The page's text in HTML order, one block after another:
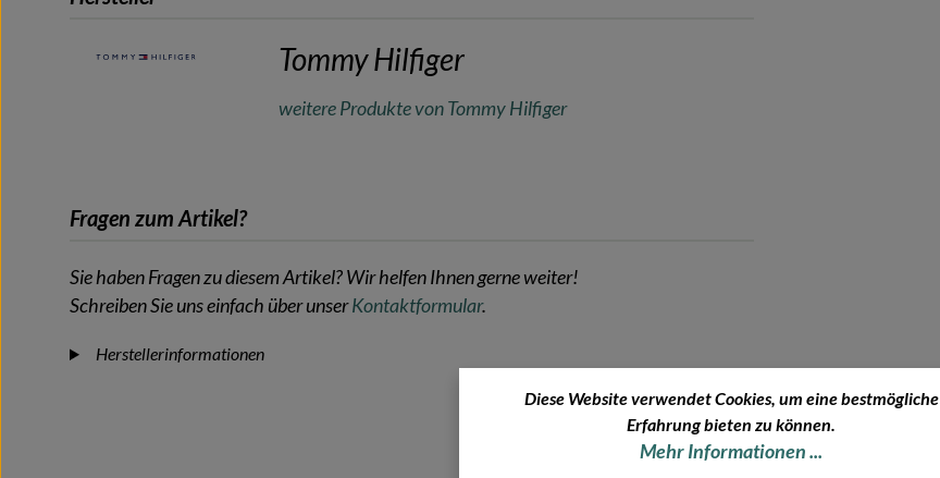
Tommy Hilfiger
weitere Produkte von Tommy Hilfiger
Fragen zum Artikel?
Sie haben Fragen zu diesem Artikel? Wir helfen Ihnen gerne weiter!
Schreiben Sie uns einfach über unserKontaktformular.
Herstellerinformationen
Diese Website verwendet Cookies, um eine bestmögliche
Erfahrung bieten zu können.
Mehr Informationen ...